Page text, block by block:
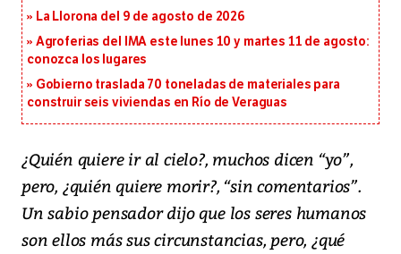
La Llorona del 9 de agosto de 2026
Agroferias del IMA este lunes 10 y martes 11 de agosto:
conozca los lugares
Gobierno traslada 70 toneladas de materiales para
construir seis viviendas en Río de Veraguas
¿Quién quiere ir al cielo?, muchos dicen “yo”,
pero, ¿quién quiere morir?, “sin comentarios”.
Un sabio pensador dijo que los seres humanos
son ellos más sus circunstancias, pero, ¿qué